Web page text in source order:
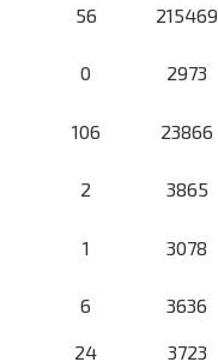
56 215469
0 2973
106 23866
2 3865
1 3078
6 3636
24 3723